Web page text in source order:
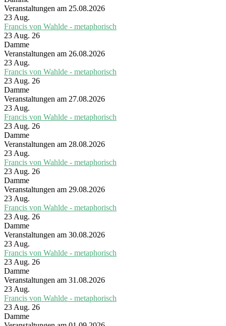
Veranstaltungen am 25.08.2026
23 Aug.
Francis von Wahlde - metaphorisch
23 Aug. 26
Damme
Veranstaltungen am 26.08.2026
23 Aug.
Francis von Wahlde - metaphorisch
23 Aug. 26
Damme
Veranstaltungen am 27.08.2026
23 Aug.
Francis von Wahlde - metaphorisch
23 Aug. 26
Damme
Veranstaltungen am 28.08.2026
23 Aug.
Francis von Wahlde - metaphorisch
23 Aug. 26
Damme
Veranstaltungen am 29.08.2026
23 Aug.
Francis von Wahlde - metaphorisch
23 Aug. 26
Damme
Veranstaltungen am 30.08.2026
23 Aug.
Francis von Wahlde - metaphorisch
23 Aug. 26
Damme
Veranstaltungen am 31.08.2026
23 Aug.
Francis von Wahlde - metaphorisch
23 Aug. 26
Damme